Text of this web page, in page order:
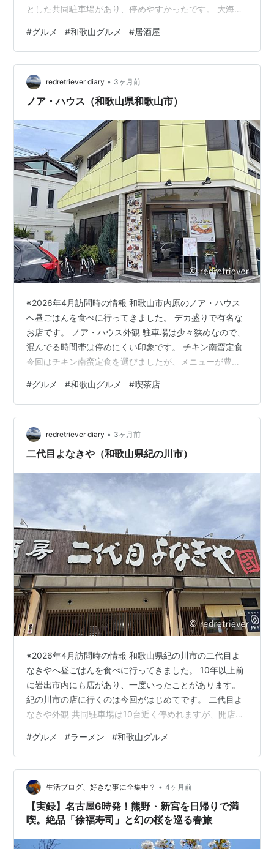
とした共同駐車場があり、停めやすかったです。 大海老
択。 大海老フライ定食（小） 大きな有頭エビフライが2
尾。 タルタルソースをたっぷりかけて美味しくいただき
ました。 安価で美味しい定食が食べれるとあってひっき
りなしにお客さんがきていました。 次は違うメニューを
食べてみたいと思います。 ランキング参加中【公式】
#グルメ #和歌山グルメ #居酒屋
redretriever diary • 3ヶ月前
ノア・ハウス（和歌山県和歌山市）
※2026年4月訪問時の情報 和歌山市内原のノア・ハウス
へ昼ごはんを食べに行ってきました。 デカ盛りで有名な
お店です。 ノア・ハウス外観 駐車場は少々狭めなので、
混んでる時間帯は停めにくい印象です。 チキン南蛮定食
今回はチキン南蛮定食を選びましたが、メニューが豊富
たっぷりのチキン南蛮。 セットのアイスコーヒー 定食に
はドリンクがセットでつけれるのでアイスコーヒーを選
択。 安くてボリュームたっぷりで美味しかったです。 お
店の看板メニューはチキン南蛮とナポリタンのようです
ので、次回はナポリタンを中心としたものを食べに行こ
#グルメ #和歌山グルメ #喫茶店
redretriever diary • 3ヶ月前
二代目よなきや（和歌山県紀の川市）
※2026年4月訪問時の情報 和歌山県紀の川市の二代目よ
なきやへ昼ごはんを食べに行ってきました。 10年以上前
に岩出市内にも店があり、一度いったことがあります。
紀の川市の店に行くのは今回がはじめてです。 二代目よ
なきや外観 共同駐車場は10台近く停めれますが、開店と
ており、一人から家族連れまで楽しめそうです。 魚介系
炙り豚らー麺 メニューがたくさんあるなかで、「魚介系
炙り豚らー麺」を選択。 たっぷりの鰹粉とクリーミーな
豚骨スープがマッチ、炙り豚チャーシューも香ばしくて
おいしかったです。 一品料理なども豊富にあったので、
次回は違うメニューも食べ…
#グルメ #ラーメン #和歌山グルメ
生活ブログ、好きな事に全集中？ • 4ヶ月前
【実録】名古屋6時発！熊野・新宮を日帰りで満
喫。絶品「徐福寿司」と幻の桜を巡る春旅